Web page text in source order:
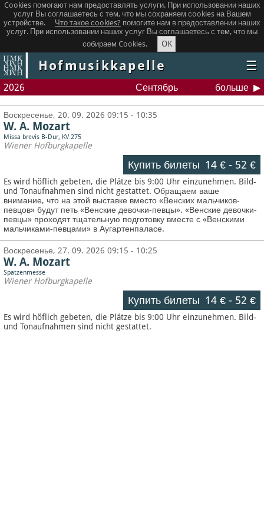
Cookies помогают нам предоставлять услуги. При использовании наших
услуг Вы соглашаетесь с тем, что мы сохраняем сookies на Вашем
устройстве.
Что такое сookies? помогите нам в предоставлении наших
услуг. При использовании наших услуг Вы соглашаетесь с тем, что мы
собираем Cookies.
OK
Hofmusikkapelle ☰
2026 Сентябрь больше
Воскресенье, 20. 09. 2026 09:15 - 10:35
W. A. Mozart
Missa brevis B-Dur, KV 275
Wiener Hofburgkapelle
Купить билеты 14 €- 52 €
Es wird höflich gebeten, die Plätze bis 9:00 Uhr einzunehmen. Bild-
und Tonaufnahmen sind nicht gestattet.Обращаем ваше
внимание, что на этой выставке вместо «Венских мальчиков-
певцов» будут петь «Венские девочки-певцы». «Венские девочки-
певцы» проходят тщательную подготовку вместе с «Венскими
мальчиками-певцами» в Аугартенпаласе.
Воскресенье, 27. 09. 2026 09:15 - 10:25
W. A. Mozart
Spatzenmesse
Wiener Hofburgkapelle
Купить билеты 14 €- 52 €
Es wird höflich gebeten, die Plätze bis 9:00 Uhr einzunehmen. Bild-
und Tonaufnahmen sind nicht gestattet.